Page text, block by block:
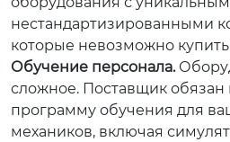
нестандартизированными
которые невозможно
Обучение персонала.
сложное. Поставщик обязан
программу обучения для
механиков, включая